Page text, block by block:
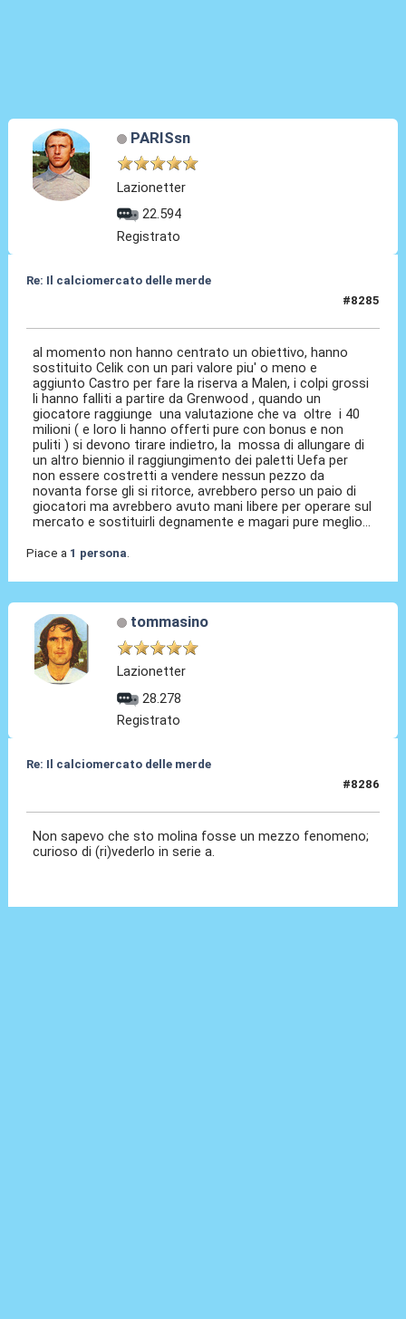
PARISsn
Lazionetter
22.594
Registrato
Re: Il calciomercato delle merde
#8285
al momento non hanno centrato un obiettivo, hanno
sostituito Celik con un pari valore piu' o meno e
aggiunto Castro per fare la riserva a Malen, i colpi grossi
li hanno falliti a partire da Grenwood , quando un
giocatore raggiunge una valutazione che va oltre i 40
milioni ( e loro li hanno offerti pure con bonus e non
puliti ) si devono tirare indietro, la mossa di allungare di
un altro biennio il raggiungimento dei paletti Uefa per
non essere costretti a vendere nessun pezzo da
novanta forse gli si ritorce, avrebbero perso un paio di
giocatori ma avrebbero avuto mani libere per operare sul
mercato e sostituirli degnamente e magari pure meglio...
Piace a 1 persona.
tommasino
Lazionetter
28.278
Registrato
Re: Il calciomercato delle merde
#8286
Non sapevo che sto molina fosse un mezzo fenomeno;
curioso di (ri)vederlo in serie a.